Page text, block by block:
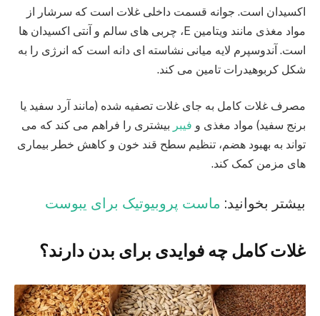
اکسیدان است. جوانه قسمت داخلی غلات است که سرشار از
مواد مغذی مانند ویتامین E، چربی های سالم و آنتی اکسیدان ها
است. آندوسپرم لایه میانی نشاسته ای دانه است که انرژی را به
شکل کربوهیدرات تامین می کند.
مصرف غلات کامل به جای غلات تصفیه شده (مانند آرد سفید یا
برنج سفید) مواد مغذی و فیبر بیشتری را فراهم می کند که می
تواند به بهبود هضم، تنظیم سطح قند خون و کاهش خطر بیماری
های مزمن کمک کند.
بیشتر بخوانید: ماست پروبیوتیک برای یبوست
غلات کامل چه فوایدی برای بدن دارند؟